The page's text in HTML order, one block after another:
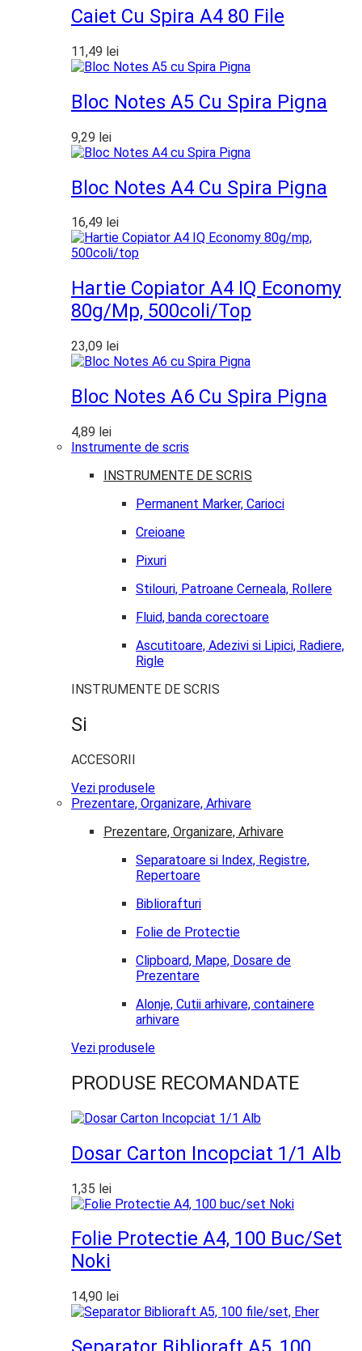
Caiet Cu Spira A4 80 File
11,49 lei
Bloc Notes A5 Cu Spira Pigna
9,29 lei
Bloc Notes A4 Cu Spira Pigna
16,49 lei
Hartie Copiator A4 IQ Economy
80g/mp, 500coli/top
23,09 lei
Bloc Notes A6 Cu Spira Pigna
4,89 lei
Instrumente de scris
INSTRUMENTE DE SCRIS
Permanent Marker, Carioci
Creioane
Pixuri
Stilouri, Patroane Cerneala, Rollere
Fluid, banda corectoare
Ascutitoare, Adezivi si Lipici, Radiere,
Rigle
INSTRUMENTE DE SCRIS
Si
ACCESORII
Vezi produsele
Prezentare, Organizare, Arhivare
Prezentare, Organizare, Arhivare
Separatoare si Index, Registre,
Repertoare
Bibliorafturi
Folie de Protectie
Clipboard, Mape, Dosare de
Prezentare
Alonje, Cutii arhivare, containere
arhivare
Vezi produsele
PRODUSE RECOMANDATE
Dosar Carton Incopciat 1/1 Alb
1,35 lei
Folie Protectie A4, 100 Buc/set
Noki
14,90 lei